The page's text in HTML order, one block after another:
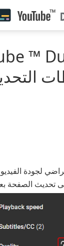
™
لجودة
تحديث الصفحة